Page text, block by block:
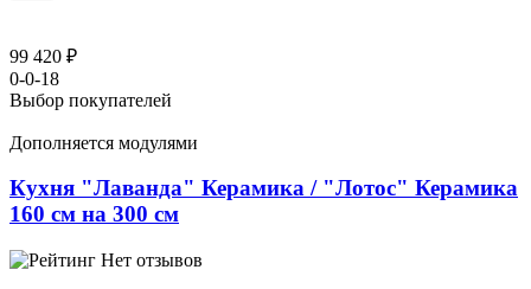
99 420 ₽
0-0-18
Выбор покупателей
Дополняется модулями
Кухня "Лаванда" Керамика / "Лотос" Керамика
160 см на 300 см
Нет отзывов